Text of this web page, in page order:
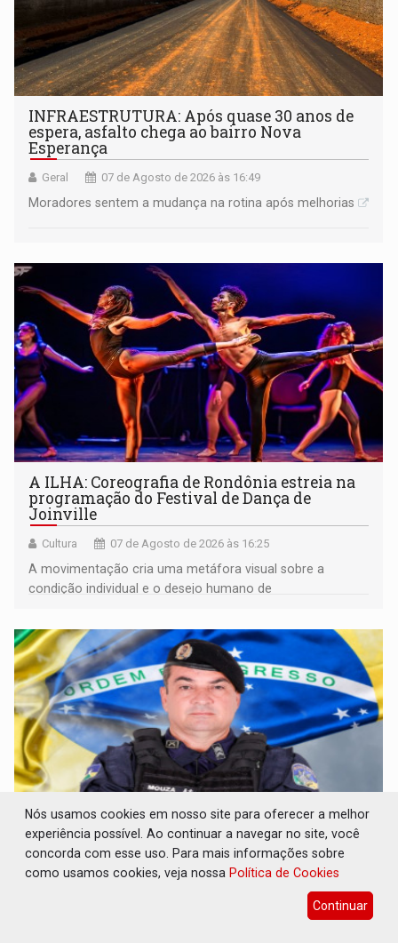
INFRAESTRUTURA: Após quase 30 anos de
espera, asfalto chega ao bairro Nova
Esperança
Geral 07 de Agosto de 2026 às 16:49
Moradores sentem a mudança na rotina após melhorias
A ILHA: Coreografia de Rondônia estreia na
programação do Festival de Dança de
Joinville
Cultura 07 de Agosto de 2026 às 16:25
A movimentação cria uma metáfora visual sobre a
condição individual e o desejo humano de
ELEIÇÕES 2026: Sargento Mouza esclarece
'erro de digitação' em declaração de
patrimônio de R$ 29 milhões
Nós usamos cookies em nosso site para oferecer a melhor
experiência possível. Ao continuar a navegar no site, você
concorda com esse uso. Para mais informações sobre
como usamos cookies, veja nossa Política de Cookies
Continuar